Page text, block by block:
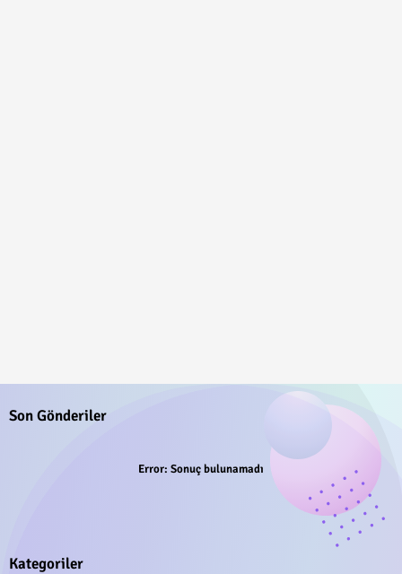
Son Gönderiler
Error: Sonuç bulunamadı
Kategoriler